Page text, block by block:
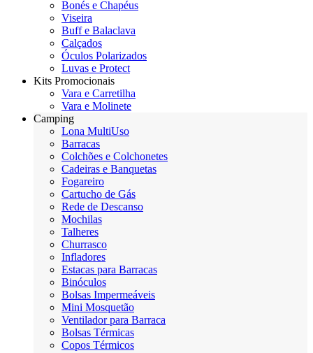
Bonés e Chapéus
Viseira
Buff e Balaclava
Calçados
Óculos Polarizados
Luvas e Protect
Kits Promocionais
Vara e Carretilha
Vara e Molinete
Camping
Lona MultiUso
Barracas
Colchões e Colchonetes
Cadeiras e Banquetas
Fogareiro
Cartucho de Gás
Rede de Descanso
Mochilas
Talheres
Churrasco
Infladores
Estacas para Barracas
Binóculos
Bolsas Impermeáveis
Mini Mosquetão
Ventilador para Barraca
Bolsas Térmicas
Copos Térmicos